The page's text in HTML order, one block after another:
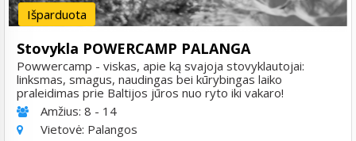
Išparduota
Stovykla POWERCAMP PALANGA
Powwercamp - viskas, apie ką svajoja stovyklautojai:
linksmas, smagus, naudingas bei kūrybingas laiko
praleidimas prie Baltijos jūros nuo ryto iki vakaro!
Amžius: 8 - 14
Vietovė: Palangos